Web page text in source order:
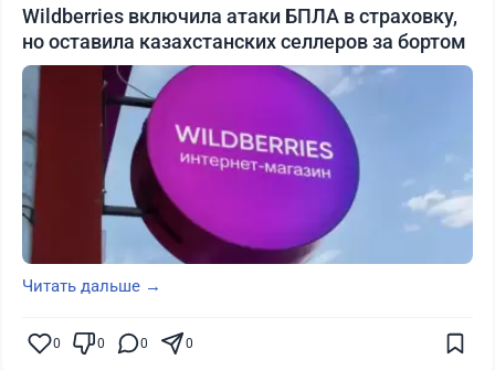
Wildberries включила атаки БПЛА в страховку,
но оставила казахстанских селлеров за бортом
Читать дальше →
0 0 0 0